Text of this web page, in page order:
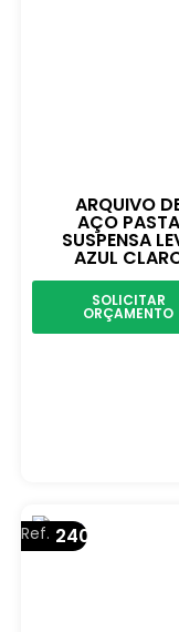
ARQUIVO
AÇO PASTA
SUSPENSA
AZUL
SOLICITAR
ORÇAMENTO
Ref. 240